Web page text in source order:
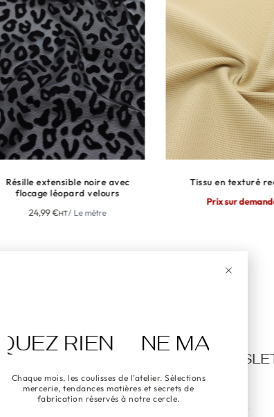
extensible noire avec
léopard velours
€HT/ Le mètre
Tissu en texturé recyclé
Prix sur demande
RIEN NE MANQUEZ RIEN
Chaque mois, les coulisses de l’atelier. Sélections
mercerie, tendances matières et secrets de
fabrication réservés à notre cercle.